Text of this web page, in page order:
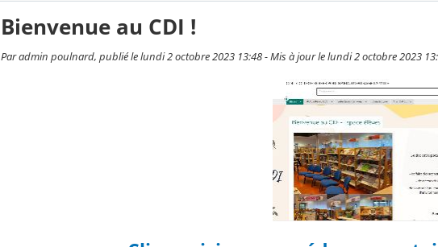
Bienvenue au CDI !
Par admin poulnard, publié le lundi 2 octobre 2023 13:48 - Mis à jour le lundi 2 octobre 2023